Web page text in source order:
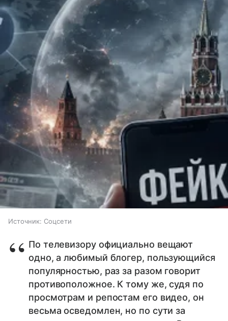
Источник: Соцсети
По телевизору официально вещают
одно, а любимый блогер, пользующийся
популярностью, раз за разом говорит
противоположное. К тому же, судя по
просмотрам и репостам его видео, он
весьма осведомлен, но по сути за